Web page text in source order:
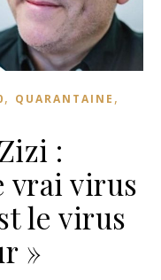
, QUARANTAINE ,
:
vrai virus
le virus
»